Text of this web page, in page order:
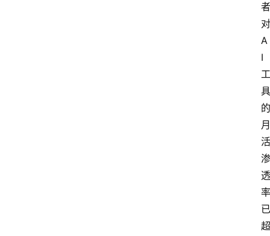
者
对
A
I
工
具
的
月
活
渗
透
率
已
超